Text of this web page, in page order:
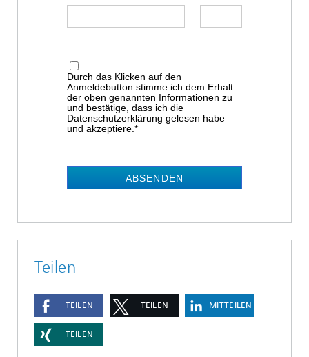
Durch das Klicken auf den
Anmeldebutton stimme ich dem Erhalt
der oben genannten Informationen zu
und bestätige, dass ich die
Datenschutzerklärung gelesen habe
und akzeptiere.*
ABSENDEN
Teilen
TEILEN TEILEN MITTEILEN
TEILEN